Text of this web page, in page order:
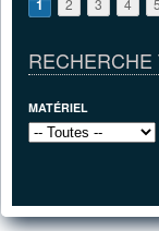
1 2 3 4 5
MATÉRIEL